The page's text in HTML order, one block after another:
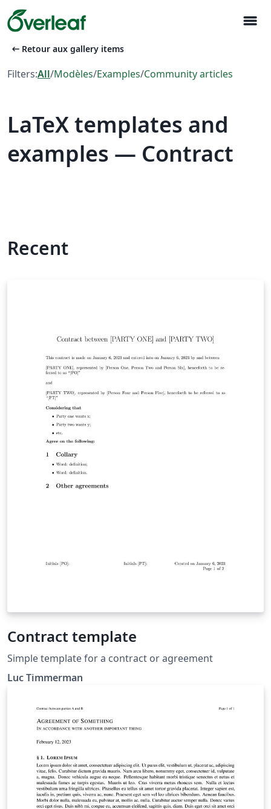
menu
arrow_left_alt Retour aux gallery items
Filters:All/Modèles/Examples/Community articles
LaTeX templates and
examples — Contract
Recent
Contract template
Simple template for a contract or agreement
Luc Timmerman